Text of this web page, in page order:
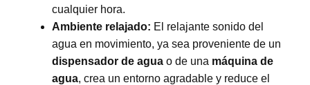
cualquier hora.
Ambiente relajado: El relajante sonido del
agua en movimiento, ya sea proveniente de un
dispensador de agua o de una máquina de
agua, crea un entorno agradable y reduce el